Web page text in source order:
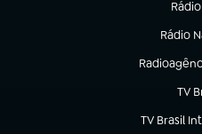
(abre
Rádio
(abre em
TV
TV Brasil
(abre em